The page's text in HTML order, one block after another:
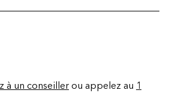
à un conseiller ou appelez au 1